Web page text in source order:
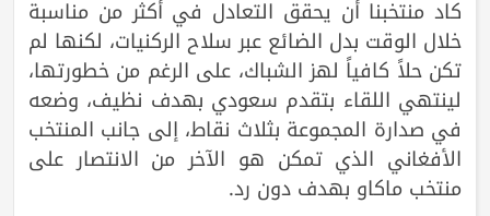
كاد منتخبنا أن يحقق التعادل في أكثر من مناسبة
خلال الوقت بدل الضائع عبر سلاح الركنيات، لكنها لم
تكن حلاً كافياً لهز الشباك، على الرغم من خطورتها،
لينتهي اللقاء بتقدم سعودي بهدف نظيف، وضعه
في صدارة المجموعة بثلاث نقاط، إلى جانب المنتخب
الأفغاني الذي تمكن هو الآخر من الانتصار على
منتخب ماكاو بهدف دون رد.